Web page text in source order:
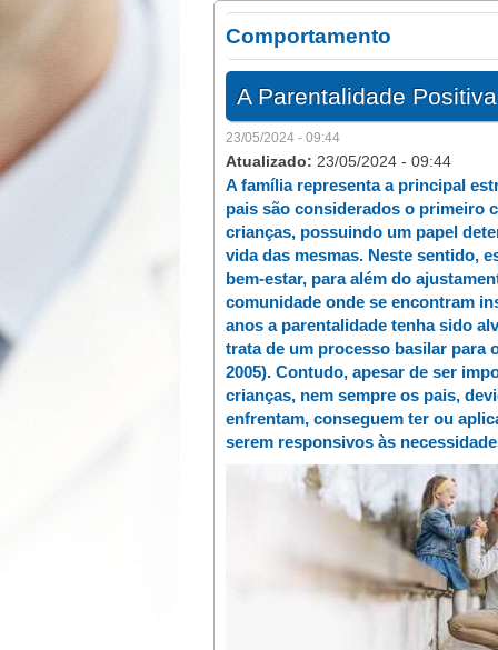
Comportamento
A Parentalidade
23/05/2024 - 09:44
Atualizado: 23/05/2024 - 09:44
A família representa a principal
pais são considerados o primeiro
crianças, possuindo um papel
vida das mesmas. Neste sentido,
bem-estar, para além do
comunidade onde se encontram
anos a parentalidade tenha sido
trata de um processo basilar para
2005). Contudo, apesar de ser
crianças, nem sempre os pais,
enfrentam, conseguem ter ou
serem responsivos às